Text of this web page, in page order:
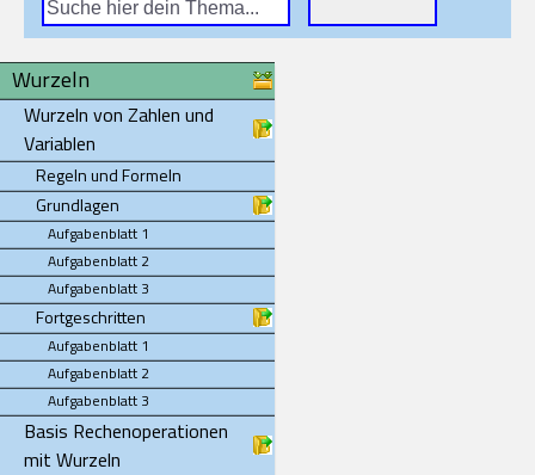
Wurzeln
Wurzeln von Zahlen und
Variablen
Regeln und Formeln
Grundlagen
Aufgabenblatt 1
Aufgabenblatt 2
Aufgabenblatt 3
Fortgeschritten
Aufgabenblatt 1
Aufgabenblatt 2
Aufgabenblatt 3
Basis Rechenoperationen
mit Wurzeln